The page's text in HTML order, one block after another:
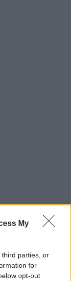
My
third parties, or
for
opt-out